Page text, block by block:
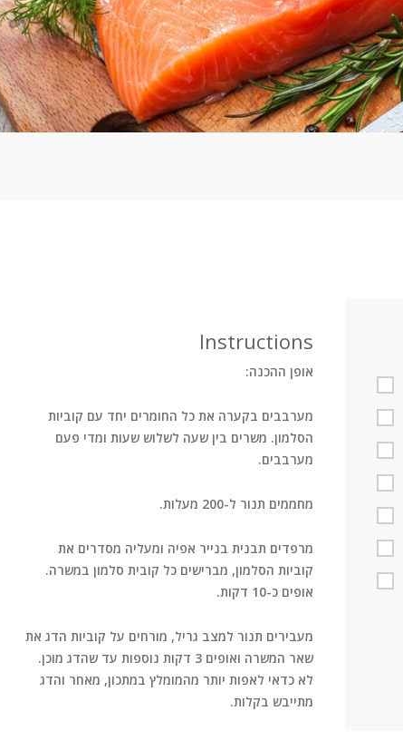
Instructions
אופן ההכנה:
מערבבים בקערה את כל החומרים יחד עם קוביות
הסלמון. משרים בין שעה לשלוש שעות ומדי פעם
מערבבים.
מחממים תנור ל-200 מעלות.
מרפדים תבנית בנייר אפיה ומעליה מסדרים את
קוביות הסלמון, מברישים כל קובית סלמון במשרה.
אופים כ-10 דקות.
מעבירים תנור למצב גריל, מורחים על קוביות הדג את
שאר המשרה ואופים 3 דקות נוספות עד שהדג מוכן.
לא כדאי לאפות יותר מהמומלץ במתכון, מאחר והדג
מתייבש בקלות.